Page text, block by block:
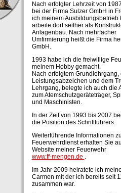
Nach erfolgter Lehrzeit von
bei der Firma Sulzer GmbH in
ich meinem Ausbildungsbetrieb
arbeite dort seither als
Anlagenbau. Nach mehrfacher
Umfirmierung heißt die Firma
GmbH.
1993 habe ich die freiwillige
meinem Hobby gemacht.
Nach erfolgtem Grundlehrgang,
Leistungsabzeichen und dem
Lehrgang, belegte ich auch die
zum Atemschutzgeräteträger,
und Maschinisten.
In der Zeit von 1993 bis 2007
die Position des Schriftführers.
Weiterführende Informationen
Feuerwehrdienst erhalten Sie
Website meiner Feuerwehr
www.ff-mengen.de .
Im Jahr 2009 heiratete ich
Carmen mit der ich bereits seit
zusammen war.